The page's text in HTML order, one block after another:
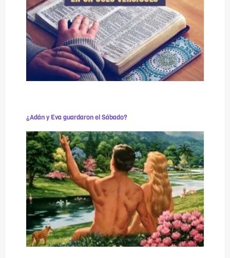
¿Adán y Eva guardaron el Sábado?